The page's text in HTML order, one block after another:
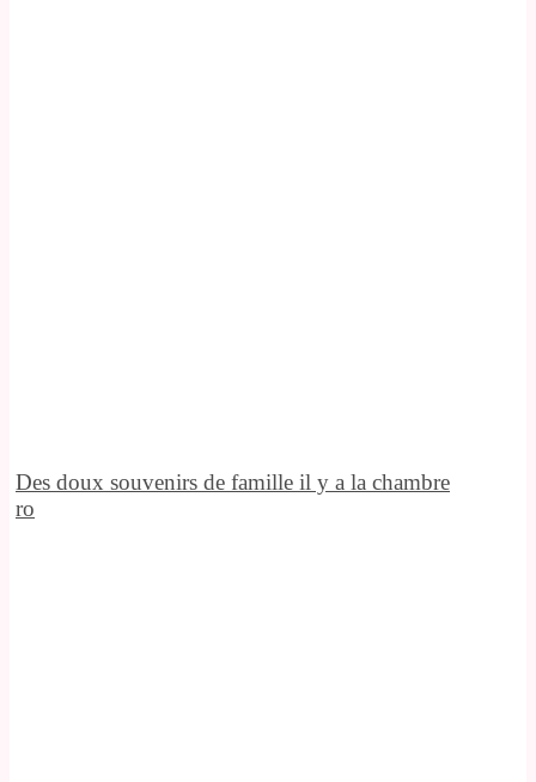
Des doux souvenirs de famille il y a la chambre
ro